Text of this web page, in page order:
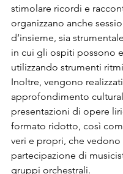
stimolare ricordi e
organizzano anche
d’insieme, sia
in cui gli ospiti possono
utilizzando strumenti
Inoltre, vengono
approfondimento
presentazioni di opere
formato ridotto, così
veri e propri, che vedono
partecipazione di
gruppi orchestrali.